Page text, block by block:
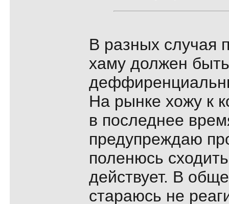
В разных случая
хаму должен быть
На рынке хожу к
в последнее
предупреждаю
поленюсь
действует. В
стараюсь не